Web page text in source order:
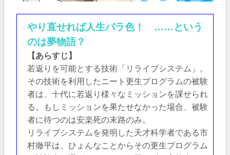
やり直せれば人生バラ色！ ……という
のは夢物語？
【あらすじ】
若返りを可能とする技術「リライブシステム」。
その技術を利用したニート更生プログラムの被験
者は、十代に若返り様々なミッションを課せられ
る。もしミッションを果たせなかった場合、被験
者に待つのは安楽死の末路のみ。
リライブシステムを発明した天才科学者である市
村徹平は、ひょんなことからその更生プログラム